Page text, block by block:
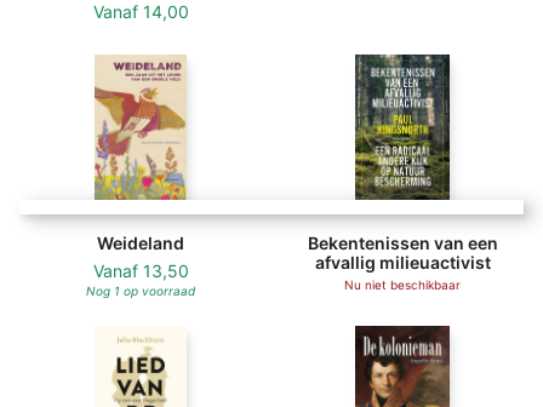
Vanaf 14,00
Weideland
Vanaf 13,50
Nog 1 op voorraad
Bekentenissen van een
afvallig milieuactivist
Nu niet beschikbaar